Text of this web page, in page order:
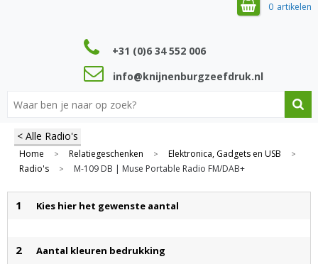
0
+31 (0)6 34 552 006
info@knijnenburgzeefdruk.nl
< Alle Radio's
Home > Relatiegeschenken > Elektronica, Gadgets en USB >
Radio's > M-109 DB | Muse Portable Radio FM/DAB+
1 Kies hier het gewenste aantal
2 Aantal kleuren bedrukking